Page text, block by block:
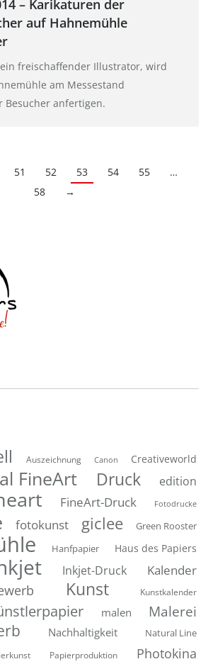
– Karikaturen der
auf Hahnemühle
freischaffender Illustrator, wird
am Messestand
Besucher anfertigen.
51 52 53 54 55
…
58
→
Auszeichnung Canon Creativeworld
FineArt Druck edition
FineArt-Druck Fotodrucke
fotokunst giclee Green Rooster
Hanfpapier Haus des Papiers
Inkjet-Druck Kalender
Kunst Kunstkalender
malen Malerei
Nachhaltigkeit Natural Line
Papierproduktion Photokina